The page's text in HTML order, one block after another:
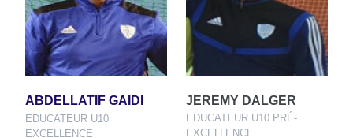
ABDELLATIF GAIDI
EDUCATEUR U10
EXCELLENCE
JEREMY DALGER
EDUCATEUR U10 PRÉ-
EXCELLENCE